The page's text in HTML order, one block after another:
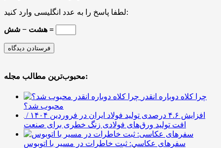
لطفا پاسخ را به عدد انگلیسی وارد کنید:
هشت − شش =
محبوب‌ترین مطالب مجله:
چرا کلاه دوباره انقدر
محبوب شد؟
افزایش ۴.۶ درصدی تولید فولاد ایران در فروردین ۱۴۰۴ /
افت تولید ورق‌های فولادی زنگ خطری برای صنعت
سفرهای عکاسی: ثبت خاطرات در مسیر با اتوبوس